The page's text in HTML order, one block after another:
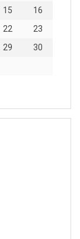
15
16
22
23
29
30